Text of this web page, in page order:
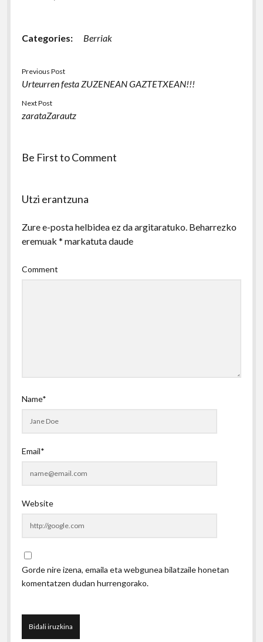
Categories: Berriak
Previous Post
Urteurren festa ZUZENEAN GAZTETXEAN!!!
Next Post
zarataZarautz
Be First to Comment
Utzi erantzuna
Zure e-posta helbidea ez da argitaratuko. Beharrezko
eremuak * markatuta daude
Comment
Name*
Email*
Website
Gorde nire izena, emaila eta webgunea bilatzaile honetan
komentatzen dudan hurrengorako.